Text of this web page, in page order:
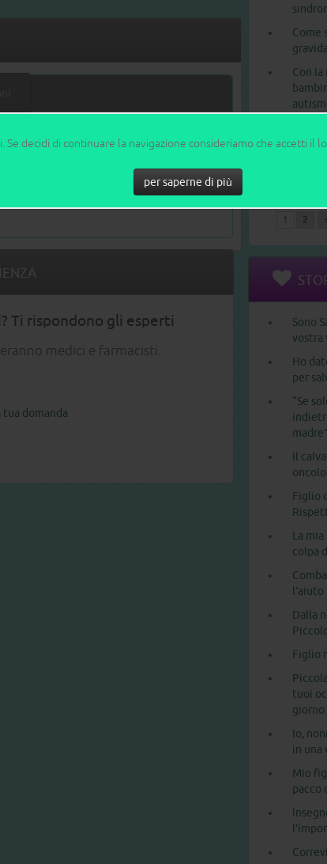
decidi di continuare la navigazione consideriamo che accetti il
per saperne di più
Ti rispondono gli esperti
medici e farmacisti.
tua domanda
Come
Con la
1 2
Sono
vostra
Ho
per
“Se
madre”
Il
Figlio
La
colpa
Dalla
Figlio
tuoi
giorno
Io,
in una
Mio
pacco